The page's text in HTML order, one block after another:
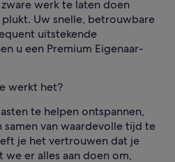
werk te laten doen
Uw snelle, betrouwbare
uitstekende
u een Premium Eigenaar-
werkt het?
te helpen ontspannen,
samen van waardevolle tijd te
je het vertrouwen dat je
er alles aan doen om,